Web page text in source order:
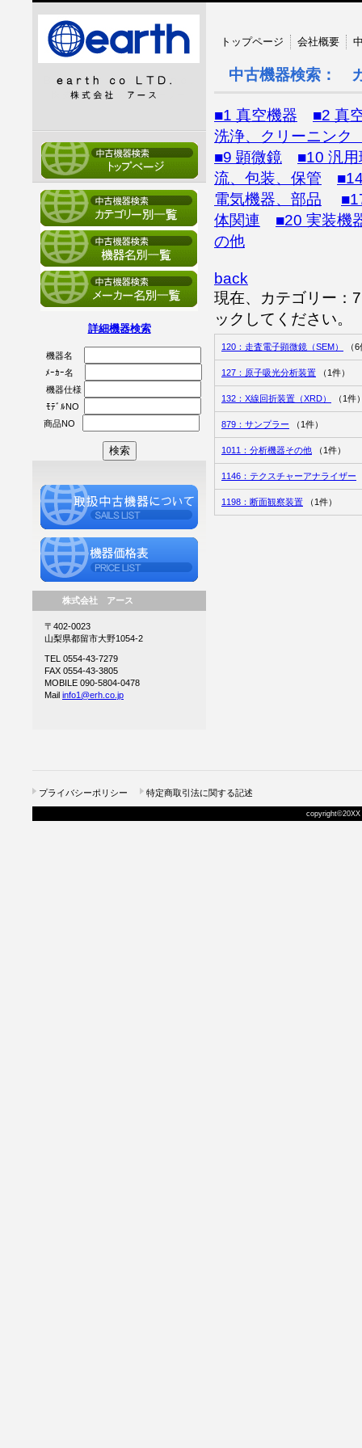
中古機器検索：
■1 真空機器
■2 真
洗浄、クリーニンク
■9 顕微鏡
■10 汎
流、包装、保管
電気機器、部品
体関連
■20 実装機
の他
back
現在、カテゴリー：
ックしてください。
120：走査電子顕微鏡（SEM） （
127：原子吸光分析装置 （1件）
132：X線回折装置（XRD） （1件
879：サンプラー （1件）
1011：分析機器その他 （1件）
1146：テクスチャーアナライザー
1198：断面観察装置 （1件）
トップページ 会社概要
詳細機器検索
機器名
ﾒｰｶｰ名
機器仕様
ﾓﾃﾞﾙNO
商品NO
株式会社 アース
〒402-0023
山梨県都留市大野1054-2
TEL 0554-43-7279
FAX 0554-43-3805
MOBILE 090-5804-0478
Mail info1@erh.co.jp
プライバシーポリシー 特定商取引法に関する記述